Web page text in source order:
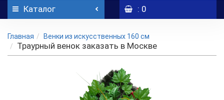
Каталог : 0
Главная Венки из искусственных 160 см
Траурный венок заказать в Москве